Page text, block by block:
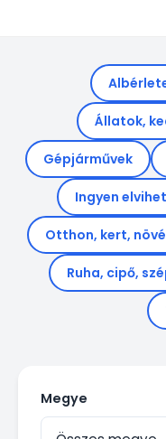
Állatok,
Gépjárművek
Ingyen
Otthon, kert,
Ruha, cipő,
Megye